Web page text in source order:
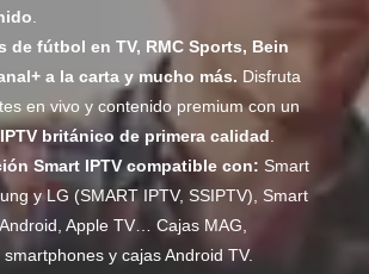
.
de fútbol en TV, RMC Sports, Bein
a la carta y mucho más. Disfruta
en vivo y contenido premium con un
británico de primera calidad .
Smart IPTV compatible con: Smart
y LG (SMART IPTV, SSIPTV), Smart
Apple TV… Cajas MAG,
smartphones y cajas Android TV.